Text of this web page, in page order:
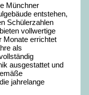
Münchner
entstehen,
Schülerzahlen
vollwertige
Monate errichtet
als
ausgestattet und
jahrelange